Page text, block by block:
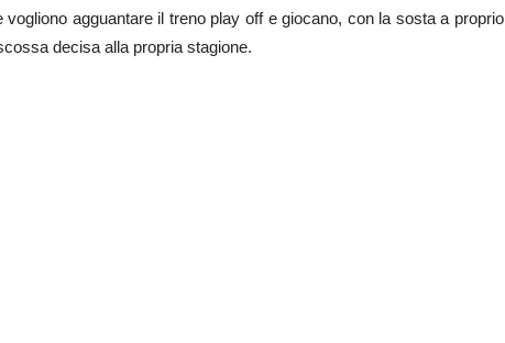
agguantare il treno play off e giocano, con la sosta a proprio
decisa alla propria stagione.